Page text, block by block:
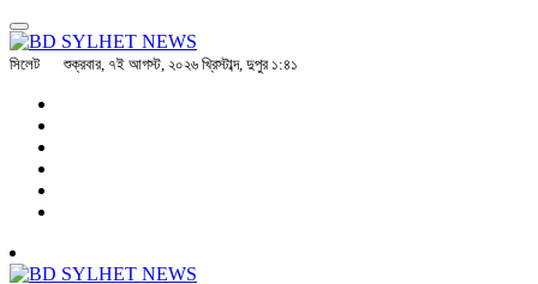
সিলেট শুক্রবার, ৭ই আগস্ট, ২০২৬ খ্রিস্টাব্দ, দুপুর ১:৪১